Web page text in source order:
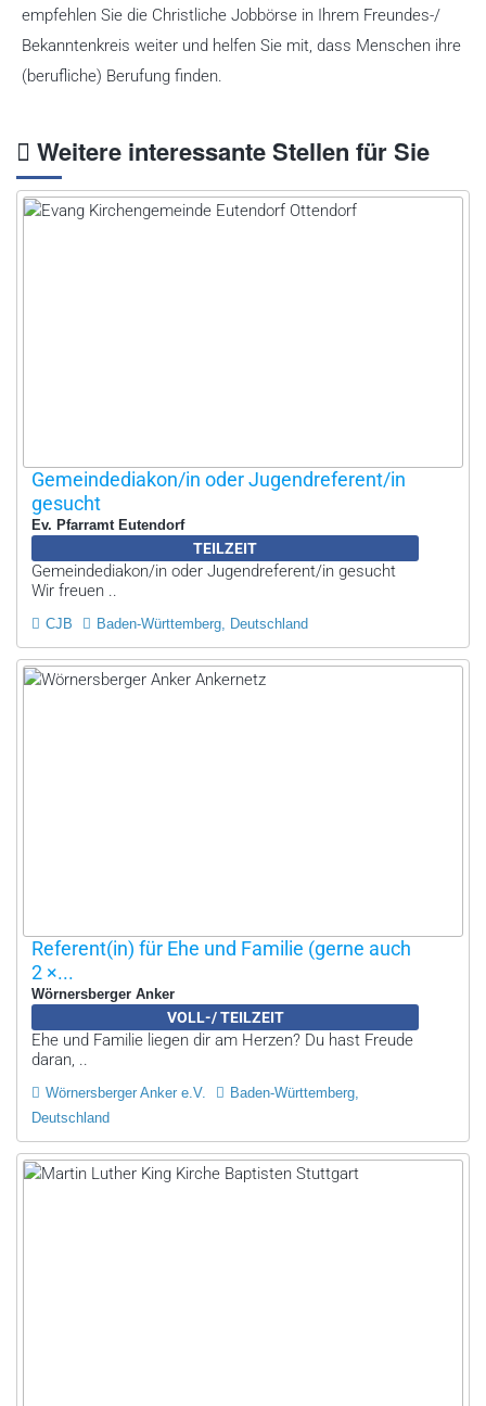
empfehlen Sie die Christliche Jobbörse in Ihrem Freundes-/
Bekanntenkreis weiter und helfen Sie mit, dass Menschen ihre
(berufliche) Berufung finden.
Weitere interessante Stellen für Sie
Gemeindediakon/in oder Jugendreferent/in
gesucht
Ev. Pfarramt Eutendorf
TEILZEIT
Gemeindediakon/in oder Jugendreferent/in gesucht
Wir freuen ..
CJB Baden-Württemberg, Deutschland
Referent(in) für Ehe und Familie (gerne auch
2 ×...
Wörnersberger Anker
VOLL-/ TEILZEIT
Ehe und Familie liegen dir am Herzen? Du hast Freude
daran, ..
Wörnersberger Anker e.V.
Baden-Württemberg,
Deutschland